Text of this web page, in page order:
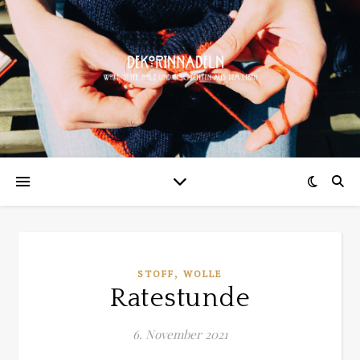
STOFF , WOLLE
Ratestunde
6. November 2021